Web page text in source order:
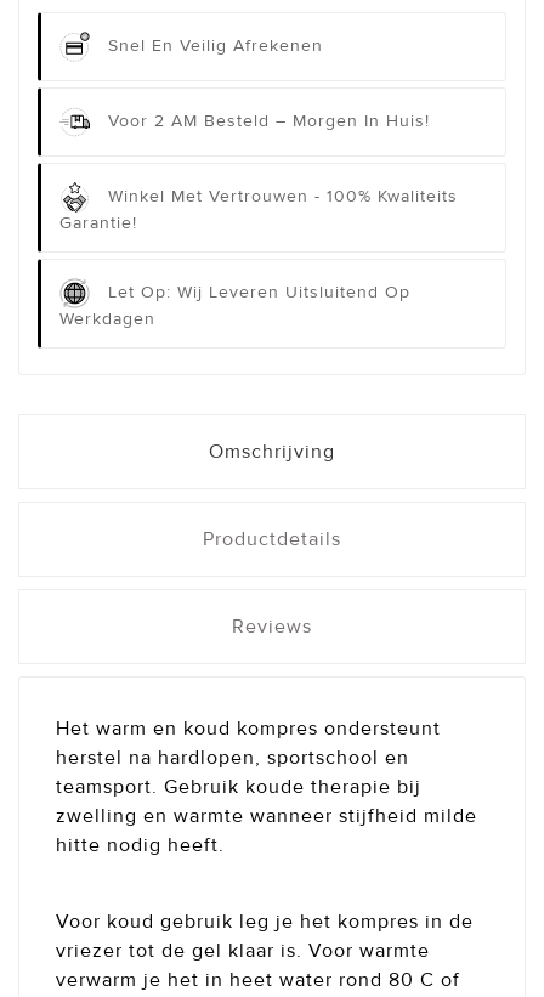
Snel En Veilig Afrekenen
Voor 2 AM Besteld – Morgen In Huis!
Winkel Met Vertrouwen - 100% Kwaliteits
Garantie!
Let Op: Wij Leveren Uitsluitend Op
Werkdagen
Omschrijving
Productdetails
Reviews
Het warm en koud kompres ondersteunt
herstel na hardlopen, sportschool en
teamsport. Gebruik koude therapie bij
zwelling en warmte wanneer stijfheid milde
hitte nodig heeft.
Voor koud gebruik leg je het kompres in de
vriezer tot de gel klaar is. Voor warmte
verwarm je het in heet water rond 80 C of